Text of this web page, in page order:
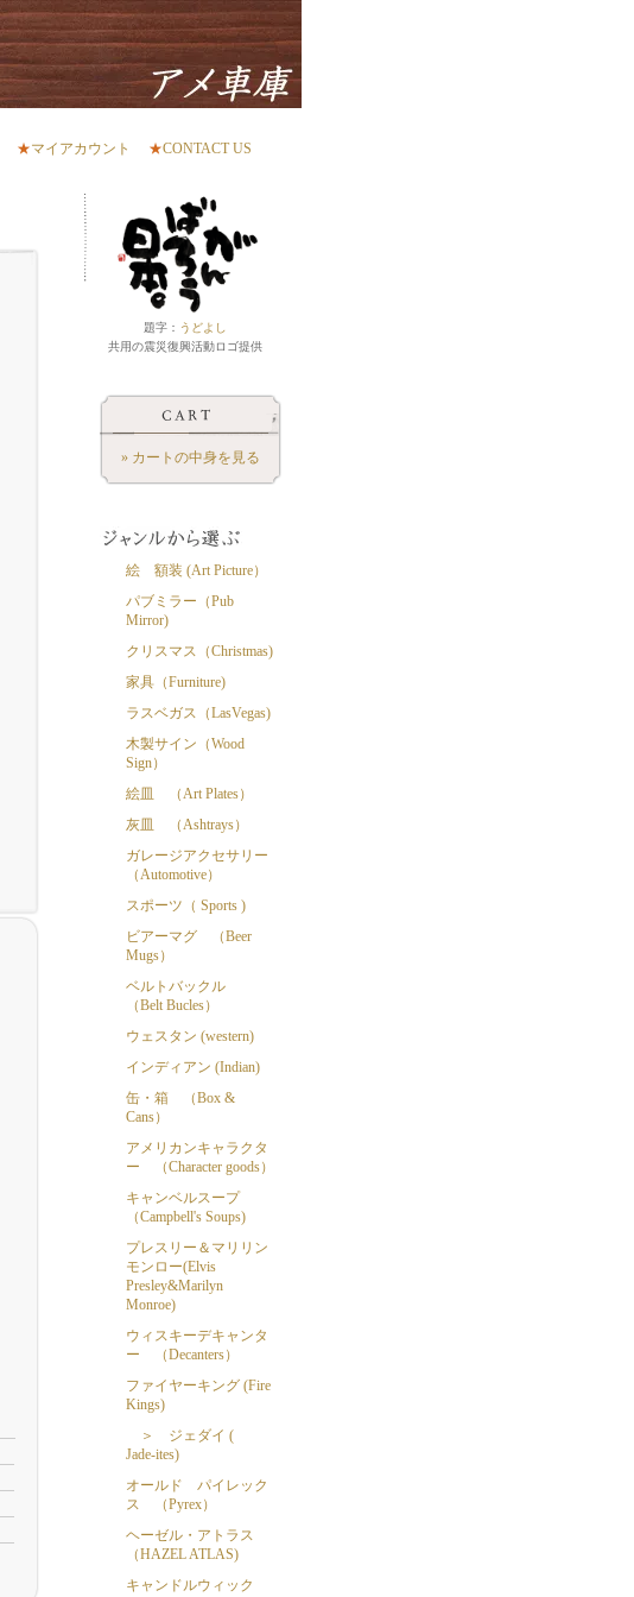
★マイアカウント ★CONTACT US
題字： うどよし
共用の震災復興活動ロゴ提供
» カートの中身を見る
絵 額装 (Art Picture）
パブミラー（Pub
Mirror)
クリスマス（Christmas)
家具（Furniture)
ラスベガス（LasVegas)
木製サイン（Wood
Sign）
絵皿 （Art Plates）
灰皿 （Ashtrays）
ガレージアクセサリー
（Automotive）
スポーツ（ Sports )
ビアーマグ （Beer
Mugs）
ベルトバックル
（Belt Bucles）
ウェスタン (western)
インディアン (Indian)
缶・箱 （Box &
Cans）
アメリカンキャラクタ
ー （Character goods）
キャンベルスープ
（Campbell's Soups)
プレスリー＆マリリン
モンロー(Elvis
Presley&Marilyn
Monroe)
ウィスキーデキャンタ
ー （Decanters）
ファイヤーキング (Fire
Kings)
＞ ジェダイ (
Jade-ites)
オールド パイレック
ス （Pyrex）
ヘーゼル・アトラス
（HAZEL ATLAS)
キャンドルウィック